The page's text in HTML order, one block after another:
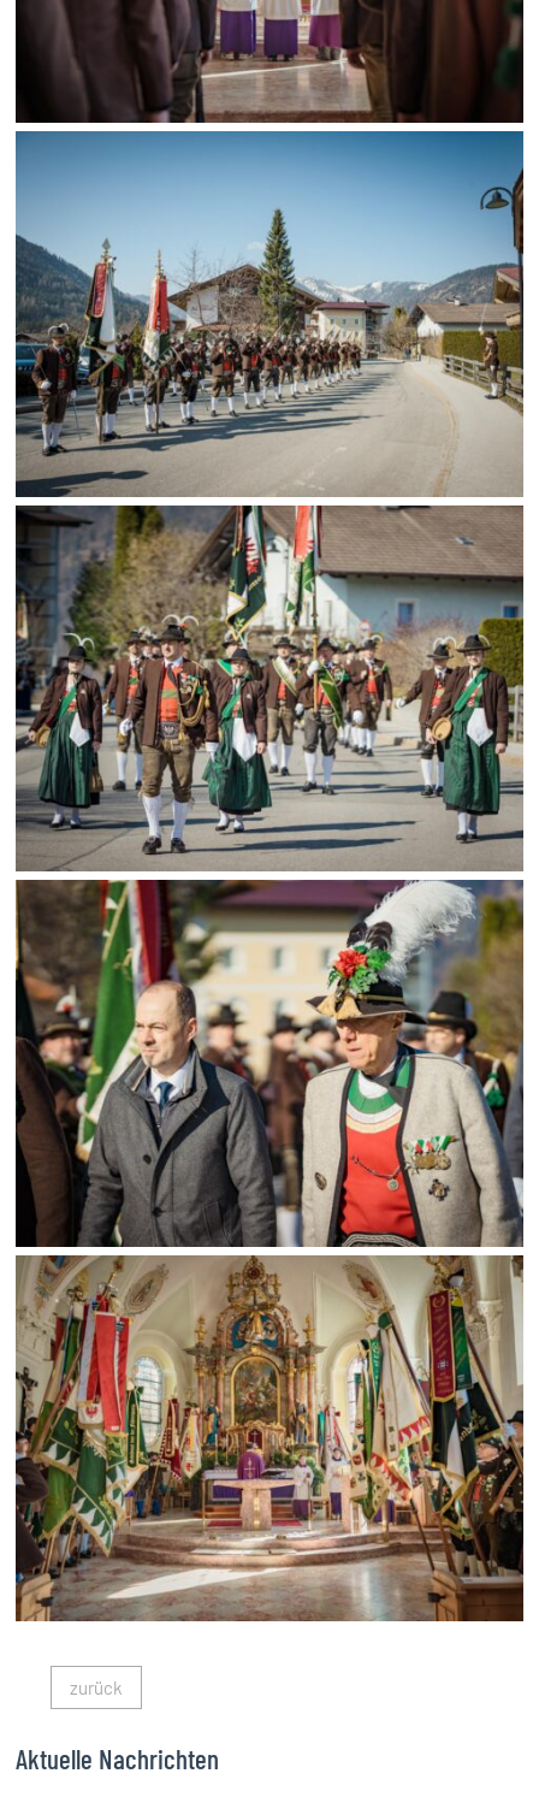
zurück
Aktuelle Nachrichten